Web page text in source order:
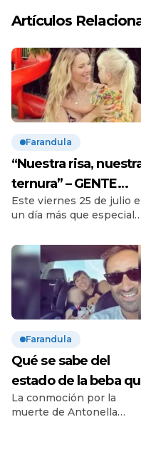
Artículos
Farandula
“Nuestra risa,
ternura” – GENTE
Online
Este viernes 25 de julio
un día más que especial
Michael Bublé. Su hija
-la tercera, luego de
Elías, y antes que Cielo–
cumplió 7 años y ambos
padres decidieron
celebrarlo de una forma
compartieron en redes
sociales videos que
a través […]
Farandula
Qué se sabe del
estado de la beba
nació tras la muerte
su mamá en un show
La conmoción por la
muerte de Antonella